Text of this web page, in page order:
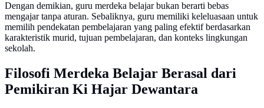
Dengan demikian, guru merdeka belajar bukan berarti bebas
mengajar tanpa aturan. Sebaliknya, guru memiliki keleluasaan untuk
memilih pendekatan pembelajaran yang paling efektif berdasarkan
karakteristik murid, tujuan pembelajaran, dan konteks lingkungan
sekolah.
Filosofi Merdeka Belajar Berasal dari
Pemikiran Ki Hajar Dewantara